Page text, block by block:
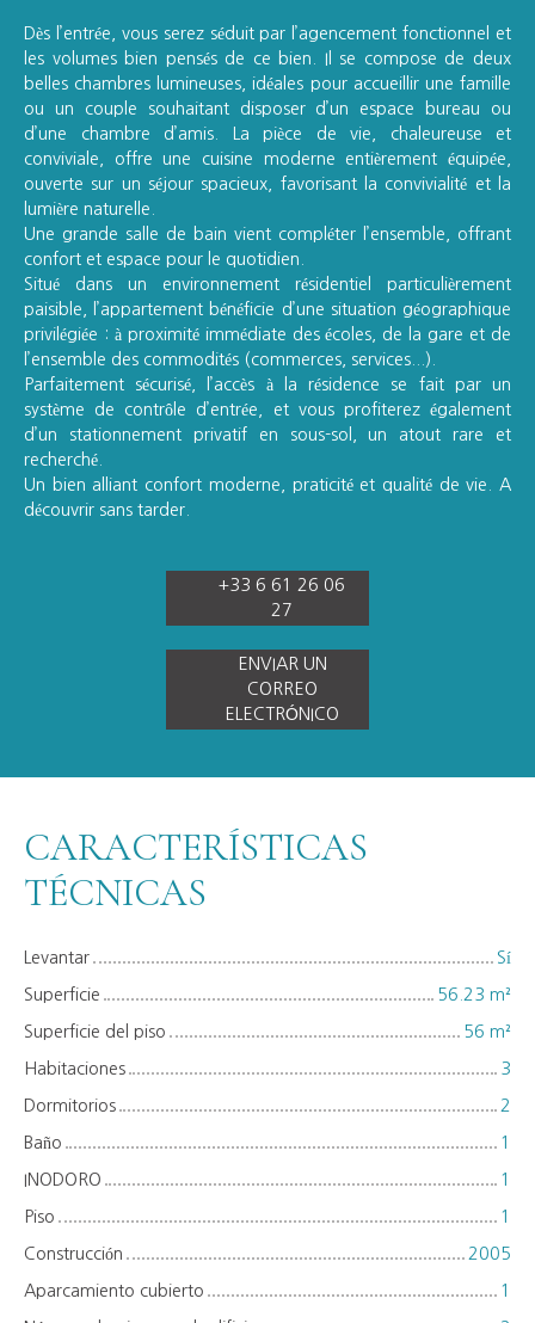
Dès l’entrée, vous serez séduit par l’agencement fonctionnel et
les volumes bien pensés de ce bien. Il se compose de deux
belles chambres lumineuses, idéales pour accueillir une famille
ou un couple souhaitant disposer d’un espace bureau ou
d’une chambre d’amis. La pièce de vie, chaleureuse et
conviviale, offre une cuisine moderne entièrement équipée,
ouverte sur un séjour spacieux, favorisant la convivialité et la
lumière naturelle.
Une grande salle de bain vient compléter l’ensemble, offrant
confort et espace pour le quotidien.
Situé dans un environnement résidentiel particulièrement
paisible, l’appartement bénéficie d’une situation géographique
privilégiée : à proximité immédiate des écoles, de la gare et de
l’ensemble des commodités (commerces, services...).
Parfaitement sécurisé, l’accès à la résidence se fait par un
système de contrôle d’entrée, et vous profiterez également
d’un stationnement privatif en sous-sol, un atout rare et
recherché.
Un bien alliant confort moderne, praticité et qualité de vie. A
découvrir sans tarder.
+33 6 61 26 06
27
ENVIAR UN
CORREO
ELECTRÓNICO
CARACTERÍSTICAS
TÉCNICAS
Levantar Sí
Superficie 56.23 m²
Superficie del piso 56 m²
Habitaciones 3
Dormitorios 2
Baño 1
INODORO 1
Piso 1
Construcción 2005
Aparcamiento cubierto 1